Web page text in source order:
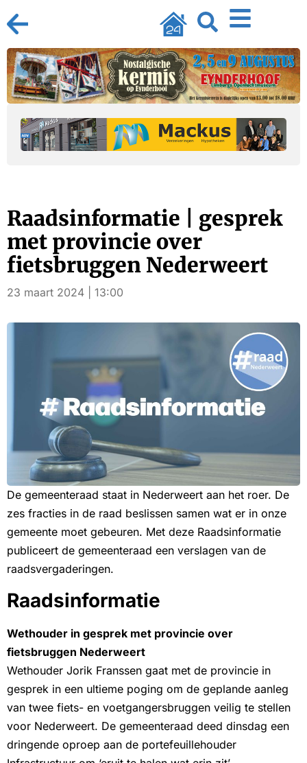
Raadsinformatie | gesprek
met provincie over
fietsbruggen Nederweert
23 maart 2024 | 13:00
De gemeenteraad staat in Nederweert aan het roer. De
zes fracties in de raad beslissen samen wat er in onze
gemeente moet gebeuren. Met deze Raadsinformatie
publiceert de gemeenteraad een verslagen van de
raadsvergaderingen.
Raadsinformatie
Wethouder in gesprek met provincie over
fietsbruggen Nederweert
Wethouder Jorik Franssen gaat met de provincie in
gesprek in een ultieme poging om de geplande aanleg
van twee fiets- en voetgangersbruggen veilig te stellen
voor Nederweert. De gemeenteraad deed dinsdag een
dringende oproep aan de portefeuillehouder